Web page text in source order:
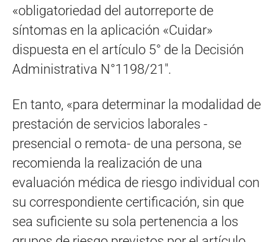
«obligatoriedad del autorreporte de
síntomas en la aplicación «Cuidar»
dispuesta en el artículo 5° de la Decisión
Administrativa N°1198/21″.
En tanto, «para determinar la modalidad de
prestación de servicios laborales -
presencial o remota- de una persona, se
recomienda la realización de una
evaluación médica de riesgo individual con
su correspondiente certificación, sin que
sea suficiente su sola pertenencia a los